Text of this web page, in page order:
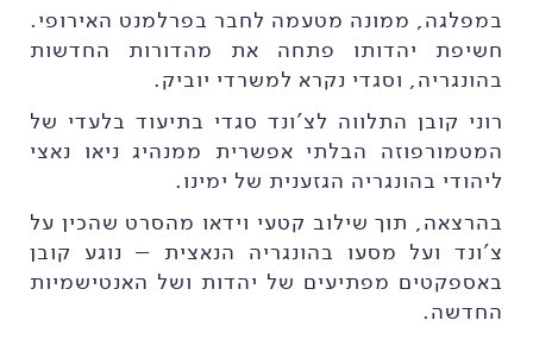
במפלגה, ממונה מטעמה לחבר בפרלמנט האירופי.
חשיפת יהדותו פתחה את מהדורות החדשות
בהונגריה, וסגדי נקרא למשרדי יוביק.
רוני קובן התלווה לצ'ונד סגדי בתיעוד בלעדי של
המטמורפוזה הבלתי אפשרית ממנהיג ניאו נאצי
ליהודי בהונגריה הגזענית של ימינו.
בהרצאה, תוך שילוב קטעי וידאו מהסרט שהכין על
צ'ונד ועל מסעו בהונגריה הנאצית – נוגע קובן
באספקטים מפתיעים של יהדות ושל האנטישמיות
החדשה.